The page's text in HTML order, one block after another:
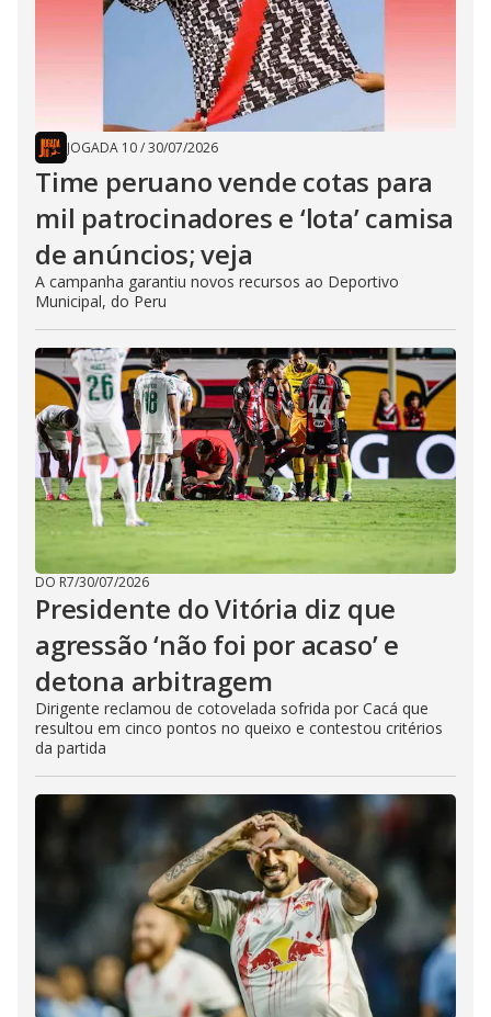
JOGADA 10/30/07/2026
Time peruano vende cotas para
mil patrocinadores e ‘lota’ camisa
de anúncios; veja
A campanha garantiu novos recursos ao Deportivo
Municipal, do Peru
DO R7/30/07/2026
Presidente do Vitória diz que
agressão ‘não foi por acaso’ e
detona arbitragem
Dirigente reclamou de cotovelada sofrida por Cacá que
resultou em cinco pontos no queixo e contestou critérios
da partida